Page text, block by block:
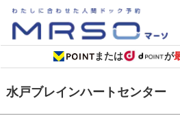
または が
水戸ブレインハートセンター